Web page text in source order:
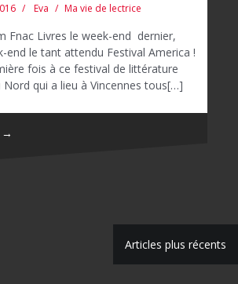
Eva Ma vie de lectrice
Fnac Livres le week-end dernier,
end le tant attendu Festival America !
fois à ce festival de littérature
Nord qui a lieu à Vincennes tous[…]
→
Articles plus récents